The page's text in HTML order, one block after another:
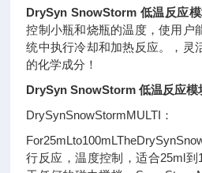
DrySyn SnowStorm 低温反应
控制小瓶和烧瓶的温度，使用户
统中执行冷却和加热反应。，灵
的化学成分！
DrySyn SnowStorm 低温反应模
DrySynSnowStormMULTI：
行反应，温度控制，适合25ml